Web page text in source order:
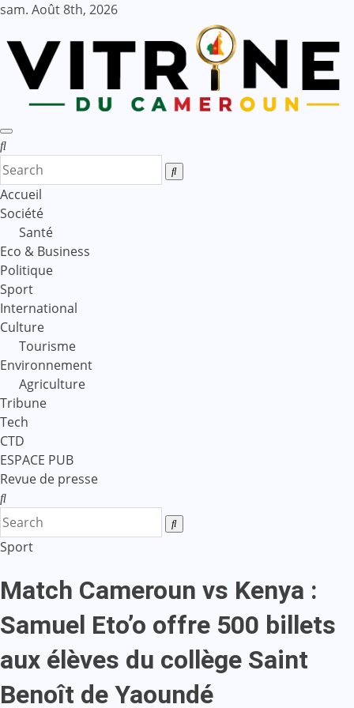
Skip
content
sam. Août 8th, 2026
Accueil
Société
Santé
Eco & Business
Politique
Sport
International
Culture
Tourisme
Environnement
Agriculture
Tribune
Tech
CTD
ESPACE PUB
Revue de presse
Sport
Match Cameroun vs Kenya :
Samuel Eto’o offre 500 billets
aux élèves du collège Saint
Benoît de Yaoundé